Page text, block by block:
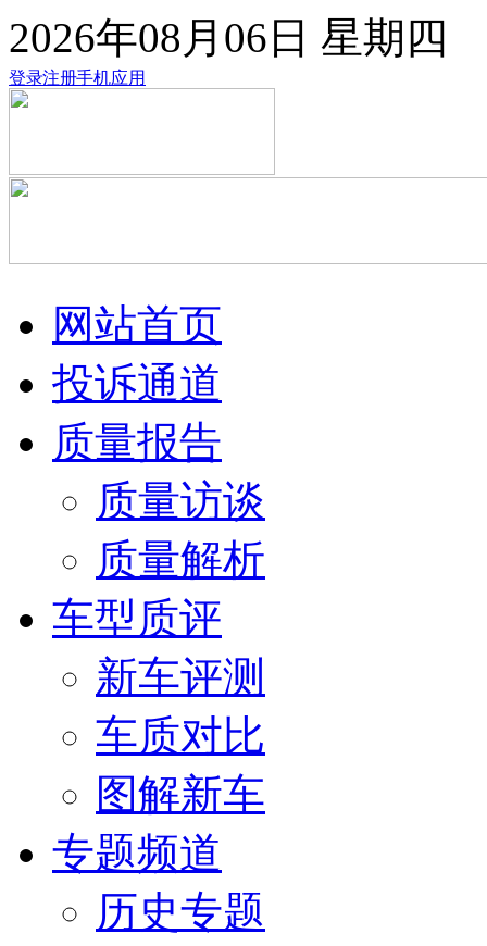
2026年08月06日 星期四
登录注册手机应用
网站首页
投诉通道
质量报告
质量访谈
质量解析
车型质评
新车评测
车质对比
图解新车
专题频道
历史专题